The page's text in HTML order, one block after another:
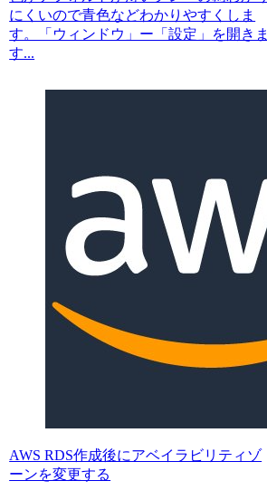
にくいので青色などわかりやすくしま
す。「ウィンドウ」ー「設定」を開きま
す...
AWS RDS作成後にアベイラビリティゾ
ーンを変更する